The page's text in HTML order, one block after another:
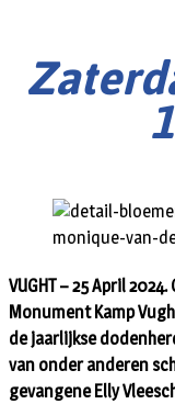
VUGHT – 25 April 2024.
Monument Kamp
de jaarlijkse
van onder anderen
gevangene Elly